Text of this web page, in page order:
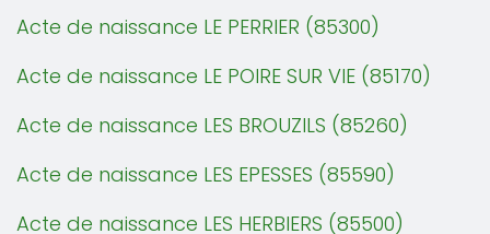
Acte de naissance LE PERRIER (85300)
Acte de naissance LE POIRE SUR VIE (85170)
Acte de naissance LES BROUZILS (85260)
Acte de naissance LES EPESSES (85590)
Acte de naissance LES HERBIERS (85500)